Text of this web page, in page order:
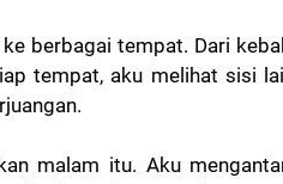
berbagai tempat. Dari
tempat, aku melihat sisi
malam itu. Aku